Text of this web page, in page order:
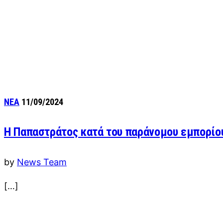
ΝΕΑ 11/09/2024
Η Παπαστράτος κατά του παράνομου
by News Team
[…]